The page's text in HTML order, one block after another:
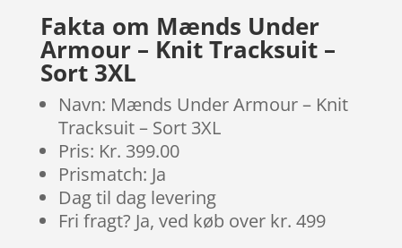
mmelser
Fakta om Mænds Under
Armour – Knit Tracksuit –
Sort 3XL
Navn: Mænds Under Armour – Knit
Tracksuit – Sort 3XL
Pris: Kr. 399.00
Prismatch: Ja
Dag til dag levering
Fri fragt? Ja, ved køb over kr. 499